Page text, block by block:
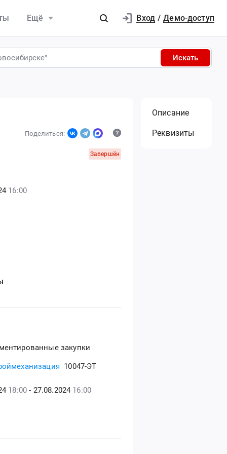
Ещё Вход / Демо-доступ
Искать
Поделиться:
Завершён
16:00
закупки
10047-ЭТ
18:00 - 27.08.2024 16:00
Описание
Реквизиты